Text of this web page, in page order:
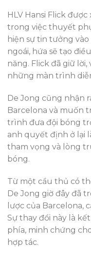
HLV Hansi Flick
trong việc thuyết
hiện sự tin tưởng
ngoái, hứa sẽ tạo
năng. Flick đã giữ lời,
những màn trình
De Jong cũng nhận
Barcelona và muốn
trình đưa đội bóng
anh quyết định ở lại
tham vọng và lòng
bóng.
Từ một cầu thủ có
De Jong giờ đây đã
lược của Barcelona,
Sự thay đổi này là
phía, minh chứng
hợp tác.